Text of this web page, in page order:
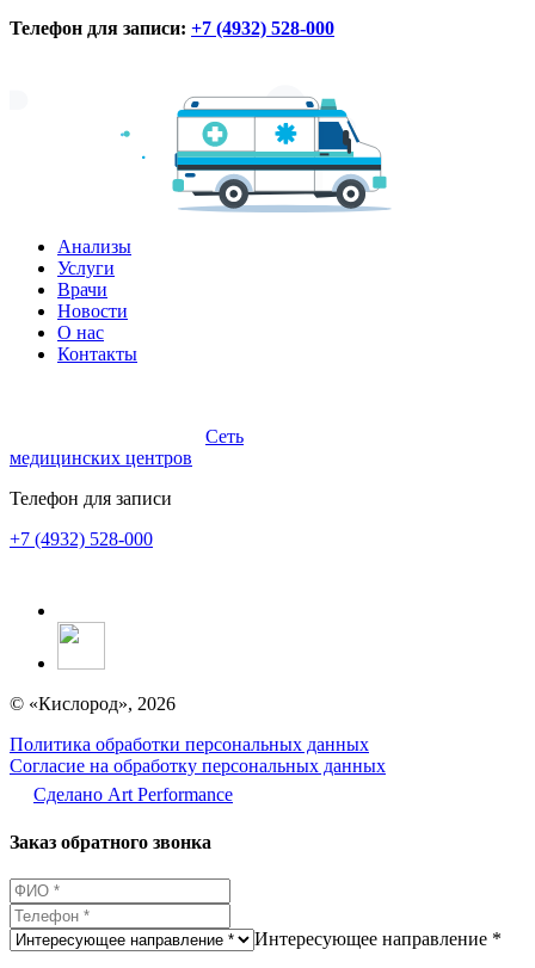
Телефон для записи: +7 (4932) 528-000
Анализы
Услуги
Врачи
Новости
О нас
Контакты
Сеть
медицинских центров
Телефон для записи
+7 (4932) 528-000
© «Кислород», 2026
Политика обработки персональных данных
Согласие на обработку персональных данных
Сделано Аrt Performance
Заказ обратного звонка
Интересующее направление *